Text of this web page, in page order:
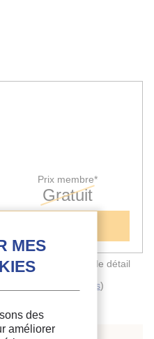
Prix membre*
Gratuit
d'adhésion (voir le détail
collectives)
des
améliorer